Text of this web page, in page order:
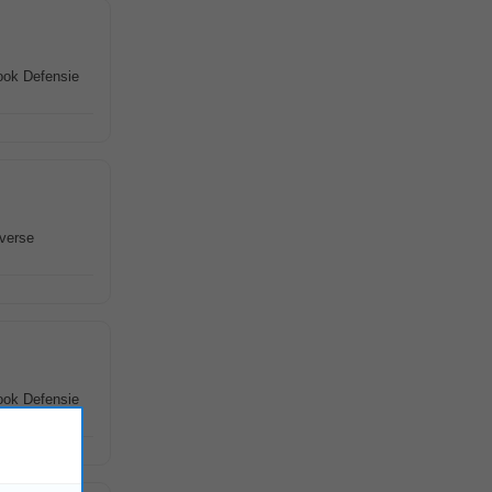
Defensie
Defensie